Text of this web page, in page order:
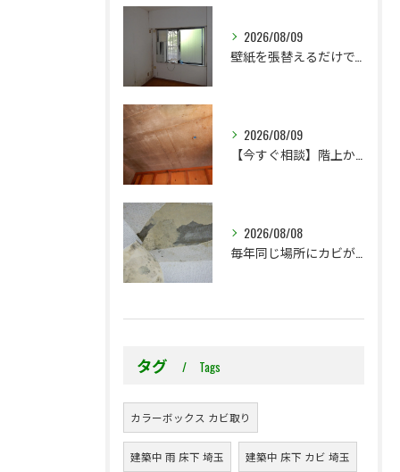
2026/08/09
2026/08/09
2026/08/08
タグ Tags
カラーボックス カビ取り
建築中 雨 床下 埼玉 建築中 床下 カビ 埼玉